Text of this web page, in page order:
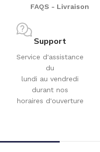
FAQS - Livraison
Support
Service d'assistance
du
lundi au vendredi
durant nos
horaires d'ouverture